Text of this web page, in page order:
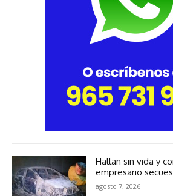
Hallan sin vida y
empresario
agosto 7, 2026